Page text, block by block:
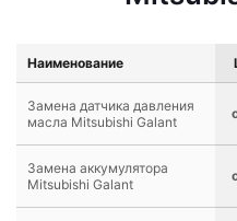
Наименование
Замена датчика давления
масла Mitsubishi Galant
Замена аккумулятора
Mitsubishi Galant